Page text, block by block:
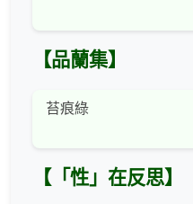
【品蘭集】
苔痕綠
【「性」在反思】